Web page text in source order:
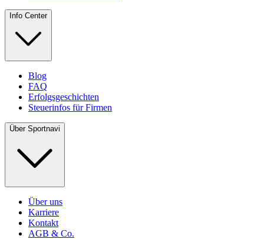
Info Center
Blog
FAQ
Erfolgsgeschichten
Steuerinfos für Firmen
Über Sportnavi
Über uns
Karriere
Kontakt
AGB & Co.